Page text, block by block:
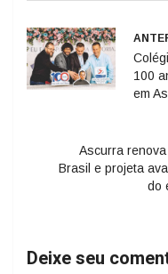
100
em
Ascurra
Brasil e projeta
do
Deixe seu